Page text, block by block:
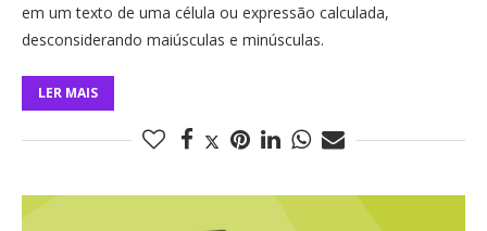
em um texto de uma célula ou expressão calculada,
desconsiderando maiúsculas e minúsculas.
LER MAIS